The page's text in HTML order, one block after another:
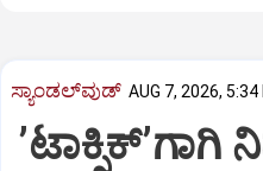
ಸ್ಯಾಂಡಲ್‌ವುಡ್‌ AUG 7, 2026, 5:34